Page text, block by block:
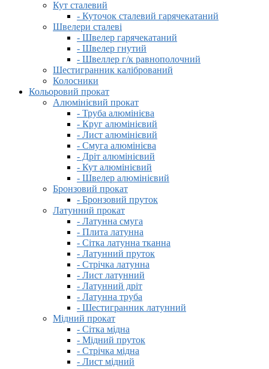
Кут сталевий
- Куточок сталевий гарячекатаний
Швелери сталеві
- Швелер гарячекатаний
- Швелер гнутий
- Швеллер г/к равнополочний
Шестигранник калібрований
Колосники
Кольоровий прокат
Алюмінієвий прокат
- Труба алюмінієва
- Круг алюмінієвий
- Лист алюмінієвий
- Смуга алюмінієва
- Дріт алюмінієвий
- Кут алюмінієвий
- Швелер алюмінієвий
Бронзовий прокат
- Бронзовий пруток
Латунний прокат
- Латунна смуга
- Плита латунна
- Сітка латунна тканна
- Латунний пруток
- Стрічка латунна
- Лист латунний
- Латунний дріт
- Латунна труба
- Шестигранник латунний
Мідний прокат
- Сітка мідна
- Мідний пруток
- Стрічка мідна
- Лист мідний